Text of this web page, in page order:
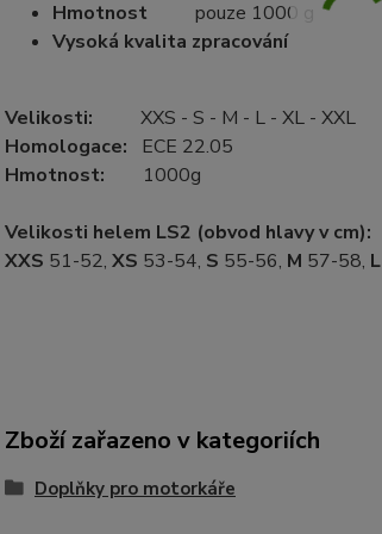
Hmotnost pouze 1000 g
Vysoká kvalita zpracování
Velikosti: XXS - S - M - L - XL - XXL
Homologace: ECE 22.05
Hmotnost: 1000g
Velikosti helem LS2 (obvod hlavy v cm):
XXS 51-52, XS 53-54, S 55-56, M 57-58, L
Zboží zařazeno v kategoriích
Doplňky pro motorkáře